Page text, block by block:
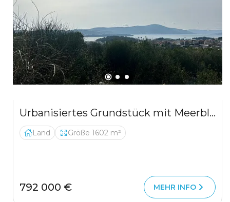
Urbanisiertes Grundstück mit Meerblick in Tivat – Mrčevac, 1602 m²
Land Größe 1602 m²
792 000 € MEHR INFO